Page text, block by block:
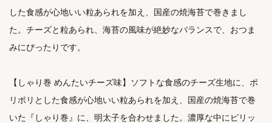
した食感が心地いい粒あられを加え、国産の焼海苔で巻きまし
た。チーズと粒あられ、海苔の風味が絶妙なバランスで、おつま
みにぴったりです。
【しゃり巻 めんたいチーズ味】ソフトな食感のチーズ生地に、ポ
リポリとした食感が心地いい粒あられを加え、国産の焼海苔で巻
いた『しゃり巻』に、明太子を合わせました。濃厚な中にピリッ